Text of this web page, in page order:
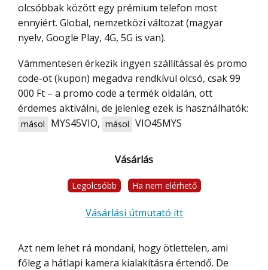
olcsóbbak között egy prémium telefon most
ennyiért. Global, nemzetközi változat (magyar
nyelv, Google Play, 4G, 5G is van).
Vámmentesen érkezik ingyen szállítással és promo
code-ot (kupon) megadva rendkívül olcsó, csak 99
000 Ft – a promo code a termék oldalán, ott
érdemes aktiválni, de jelenleg ezek is használhatók:
másol MYS45VIO, másol VIO45MYS
Vásárlás
Legolcsóbb Ha nem elérhető
Vásárlási útmutató itt
Azt nem lehet rá mondani, hogy ötlettelen, ami
főleg a hátlapi kamera kialakításra értendő. De